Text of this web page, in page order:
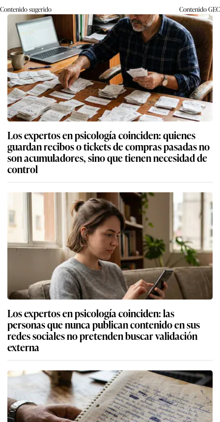
Contenido sugerido ContenidoGEC
Los expertos en psicología coinciden: quienes
guardan recibos o tickets de compras pasadas no
son acumuladores, sino que tienen necesidad de
control
Los expertos en psicología coinciden: las
personas que nunca publican contenido en sus
redes sociales no pretenden buscar validación
externa